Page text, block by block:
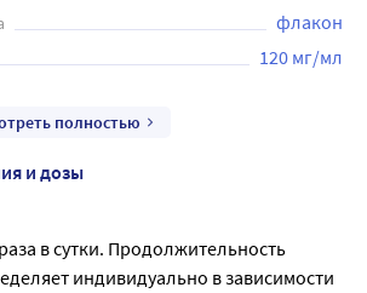
флакон
120 мг/мл
полностью
и дозы
в сутки. Продолжительность
индивидуально в зависимости